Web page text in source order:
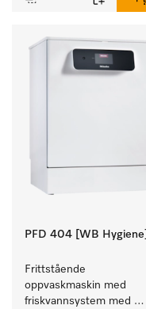
PFD 404 [WB Hygiene]
Frittstående
oppvaskmaskin med
friskvannsystem med